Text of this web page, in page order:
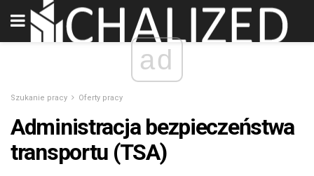
ad
Szukanie pracy Oferty pracy
Administracja bezpieczeństwa
transportu (TSA)